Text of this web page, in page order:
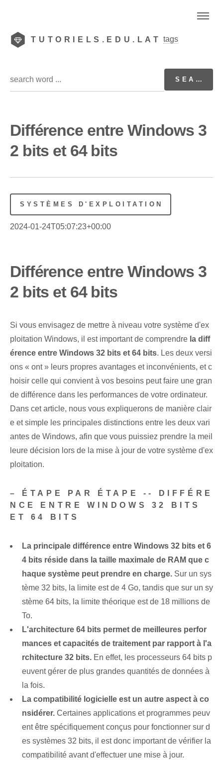
TUTORIELS.EDU.LAT tags
Différence entre Windows 3
2 bits et 64 bits
SYSTÈMES D'EXPLOITATION
2024-01-24T05:07:23+00:00
Différence entre Windows 3
2 bits et 64 bits
Si vous envisagez de mettre à niveau votre système d'ex
ploitation Windows, il est important de comprendre la diff
érence entre Windows 32 bits et 64 bits. Les deux versi
ons « ont » leurs propres avantages et inconvénients, et c
hoisir celle qui convient à vos besoins peut faire une gran
de différence dans les performances de votre ordinateur.
Dans cet article, nous vous expliquerons de manière clair
e et simple les principales distinctions entre les deux vari
antes de Windows, afin que vous puissiez prendre la meil
leure décision lors de la mise à jour de votre système d'ex
ploitation.
– ‌ÉTAPE PAR ÉTAPE -- DIFFÉRE
NCE ENTRE WINDOWS 32 BITS
ET 64 BITS
La principale différence entre Windows 32 bits et 6
4 bits réside dans la taille maximale de RAM que c
haque système peut prendre en charge. Sur un sys
tème 32 bits, la limite est de 4 Go, tandis que sur un sy
stème 64 bits, la limite théorique est de 18 millions de
To.
L'architecture 64 bits permet de meilleures perfor
mances et capacités de traitement par rapport à l'a
rchitecture 32 bits. En effet, les processeurs 64 bits p
euvent gérer de plus grandes quantités de données à
la fois.
La compatibilité logicielle est un autre aspect à co
nsidérer. ⁢Certaines applications⁣ et programmes‌ peuv
ent être spécifiquement conçus ⁢pour⁢ fonctionner sur d
es systèmes 32 bits, il est donc important de vérifier ⁢la
compatibilité avant ⁢d'effectuer⁢ une mise à jour.